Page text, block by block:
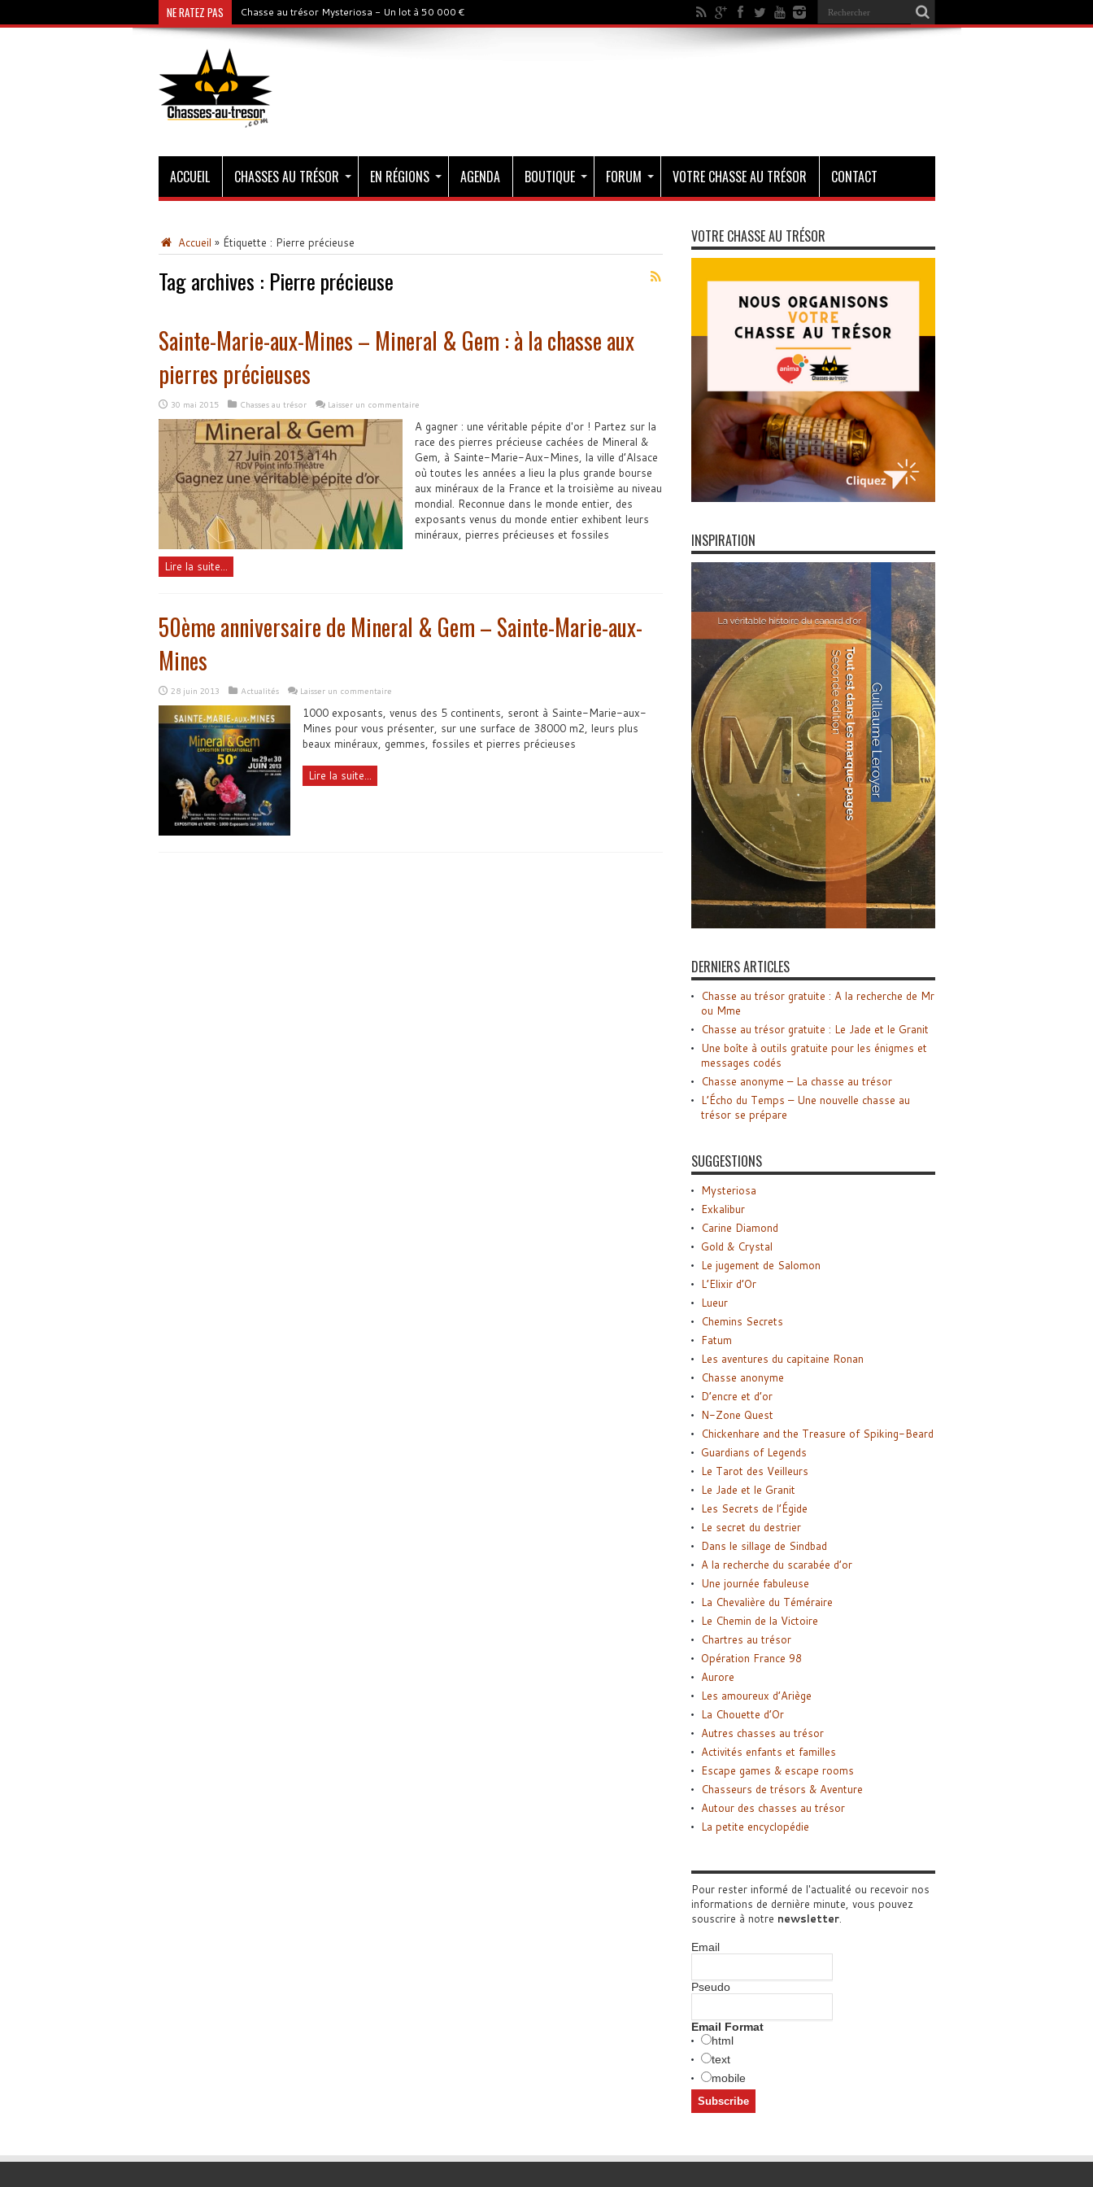
NE RATEZ PAS Chasse au trésor Mysteriosa - Un lot à 50 000 €
ACCUEIL CHASSES AU TRÉSOR EN RÉGIONS AGENDA BOUTIQUE FORUM VOTRE CHASSE AU TRÉSOR CONTACT
Accueil » Étiquette : Pierre précieuse
Tag archives : Pierre précieuse
Sainte-Marie-aux-Mines – Mineral & Gem : à la chasse aux
pierres précieuses
30 mai 2015 Chasses au trésor Laisser un commentaire
A gagner : une véritable pépite d'or ! Partez sur la
race des pierres précieuse cachées de Mineral &
Gem, à Sainte-Marie-Aux-Mines, la ville d’Alsace
où toutes les années a lieu la plus grande bourse
aux minéraux de la France et la troisième au niveau
mondial. Reconnue dans le monde entier, des
exposants venus du monde entier exhibent leurs
minéraux, pierres précieuses et fossiles
Lire la suite...
50ème anniversaire de Mineral & Gem – Sainte-Marie-aux-
Mines
28 juin 2013 Actualités Laisser un commentaire
1000 exposants, venus des 5 continents, seront à Sainte-Marie-aux-
Mines pour vous présenter, sur une surface de 38000 m2, leurs plus
beaux minéraux, gemmes, fossiles et pierres précieuses
Lire la suite...
VOTRE CHASSE AU TRÉSOR
INSPIRATION
DERNIERS ARTICLES
Chasse au trésor gratuite : A la recherche de Mr
ou Mme
Chasse au trésor gratuite : Le Jade et le Granit
Une boîte à outils gratuite pour les énigmes et
messages codés
Chasse anonyme – La chasse au trésor
L’Écho du Temps – Une nouvelle chasse au
trésor se prépare
SUGGESTIONS
Mysteriosa
Exkalibur
Carine Diamond
Gold & Crystal
Le jugement de Salomon
L’Elixir d’Or
Lueur
Chemins Secrets
Fatum
Les aventures du capitaine Ronan
Chasse anonyme
D’encre et d’or
N-Zone Quest
Chickenhare and the Treasure of Spiking-Beard
Guardians of Legends
Le Tarot des Veilleurs
Le Jade et le Granit
Les Secrets de l’Égide
Le secret du destrier
Dans le sillage de Sindbad
A la recherche du scarabée d’or
Une journée fabuleuse
La Chevalière du Téméraire
Le Chemin de la Victoire
Chartres au trésor
Opération France 98
Aurore
Les amoureux d’Ariège
La Chouette d’Or
Autres chasses au trésor
Activités enfants et familles
Escape games & escape rooms
Chasseurs de trésors & Aventure
Autour des chasses au trésor
La petite encyclopédie
Pour rester informé de l'actualité ou recevoir nos
informations de dernière minute, vous pouvez
souscrire à notre newsletter.
Email
Pseudo
Email Format
html
text
mobile